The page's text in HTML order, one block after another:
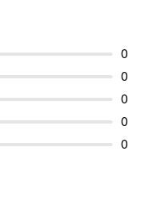
0
0
0
0
0